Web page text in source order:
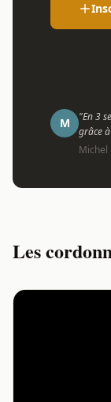
M
"En 3
grâce
Michel
Les